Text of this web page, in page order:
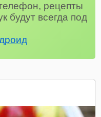
рецепты
будут всегда под